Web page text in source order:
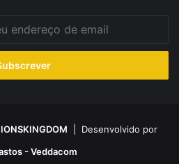
| Desenvolvido por
- Veddacom